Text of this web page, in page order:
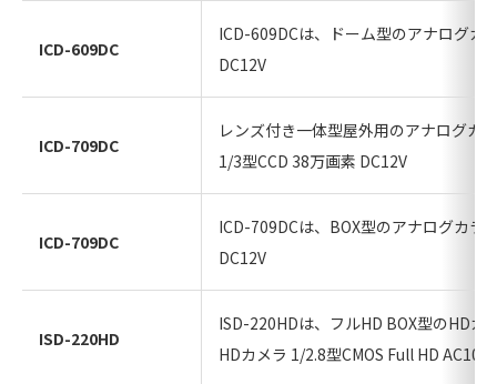
ICD-609DC
ICD-609DCは、ドーム型のアナログカ
DC12V
ICD-709DC
レンズ付き一体型屋外用のアナログカ
1/3型CCD 38万画素 DC12V
ICD-709DC
ICD-709DCは、BOX型のアナログカラ
DC12V
ISD-220HD
ISD-220HDは、フルHD BOX型のHDカ
HDカメラ 1/2.8型CMOS Full HD